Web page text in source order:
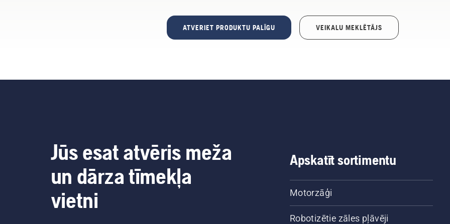
ATVERIET PRODUKTU PALĪGU VEIKALU MEKLĒTĀJS
Jūs esat atvēris meža
un dārza tīmekļa
vietni
Apskatīt sortimentu
Motorzāģi
Robotizētie zāles pļāvēji